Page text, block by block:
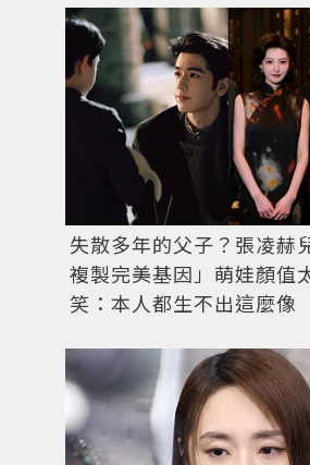
失散多年的父子？張凌赫
複製完美基因」萌娃顏值
笑：本人都生不出這麼像